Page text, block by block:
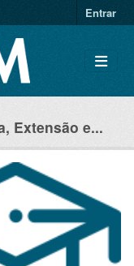
Entrar
Extensão e...